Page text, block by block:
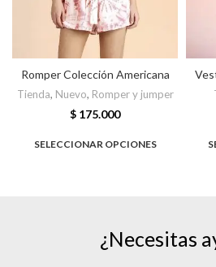
Romper Colección Americana
Tienda, Nuevo, Romper y jumper
$ 175.000
SELECCIONAR OPCIONES
¿Necesitas